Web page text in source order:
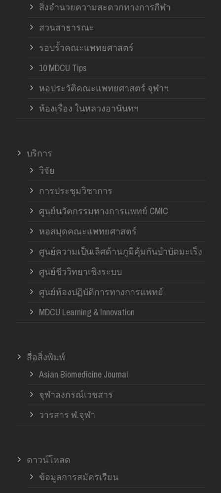
สิ่งอำนวยความสะดวกทางการกีฬา
สวนสาธารณะ
รอบรั้วคณะแพทยศาสตร์
10 MDCU Tips
หอประวัติคณะแพทยศาสตร์ จุฬาฯ
ห้องเรื่อง ในหลวงอานันทฯ
บริการ
วิจัย
การประชุมวิชาการ
ศูนย์นวัตกรรมทางการแพทย์ CMIC
หอสมุดคณะแพทยศาสตร์
ศูนย์ความเป็นเลิศด้านภูมิคุ้มกันบำบัดมะเร็ง
ศูนย์ชีววิทยาเชิงระบบ
ศูนย์ห้องปฏิบัติการทางการแพทย์
MDCU Learning & Innovation
สื่อสิ่งพิมพ์
Asian Biomedicine Journal
จุฬาลงกรณ์เวชสาร
วารสาร ฬ.จุฬา
ดาวน์โหลด
ข้อมูลการสมัครเรียน